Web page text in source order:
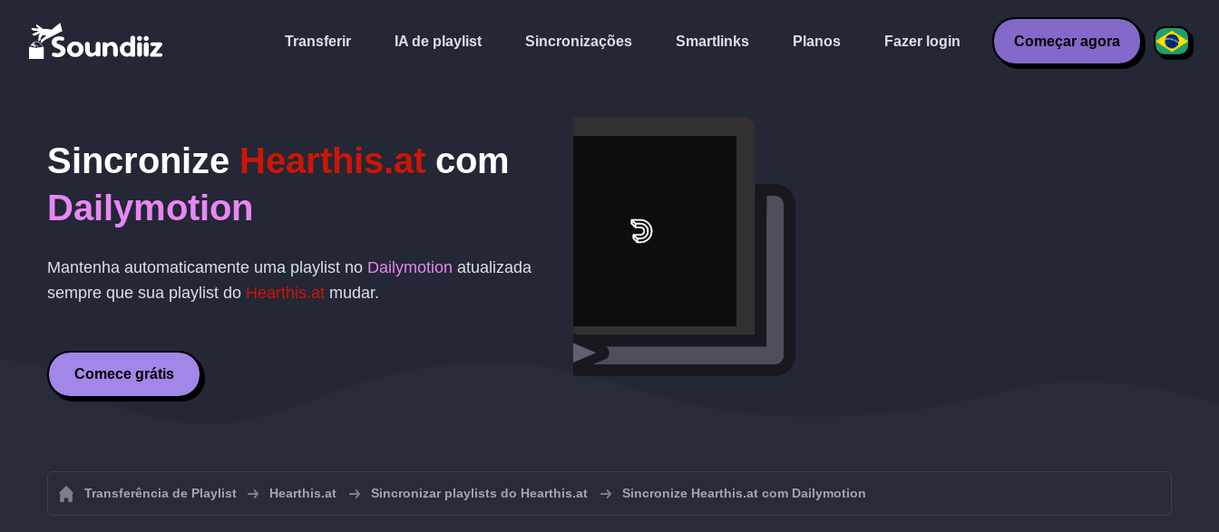
Transferir IA de playlist Sincronizações Smartlinks Planos Fazer login Começar agora
Sincronize Hearthis.at com
Dailymotion
Mantenha automaticamente uma playlist no Dailymotion atualizada
sempre que sua playlist do Hearthis.at mudar.
Comece grátis
Transferência de Playlist Hearthis.at Sincronizar playlists do Hearthis.at Sincronize Hearthis.at com Dailymotion